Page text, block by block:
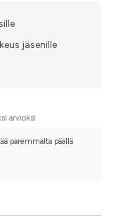
jäsenille
arvioksi
paremmalta päällä